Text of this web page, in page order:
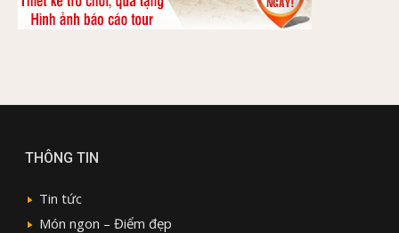
THÔNG TIN
Tin tức
Món ngon – Điểm đẹp